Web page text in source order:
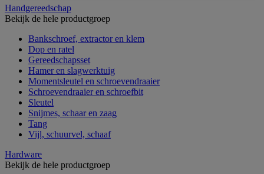
Handgereedschap
Bekijk de hele productgroep
Bankschroef, extractor en klem
Dop en ratel
Gereedschapsset
Hamer en slagwerktuig
Momentsleutel en schroevendraaier
Schroevendraaier en schroefbit
Sleutel
Snijmes, schaar en zaag
Tang
Vijl, schuurvel, schaaf
Hardware
Bekijk de hele productgroep